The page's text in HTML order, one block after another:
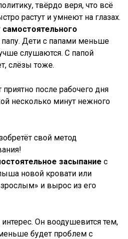
твёрдо веря, что всё
растут и умнеют на глазах.
самостоятельного
папу. Дети с папами меньше
слушаются. С папой
слёзы тоже.
после рабочего дня
несколько минут нежного
свой метод
засыпание с
новой кровати или
и вырос из его
интерес. Он воодушевится тем,
будет проблем с